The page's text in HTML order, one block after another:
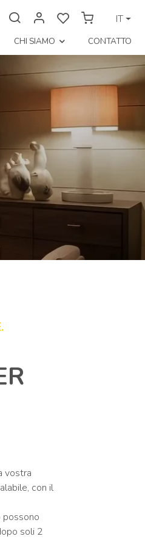
IT
CHI SIAMO CONTATTO
vostra
con il
soli 2